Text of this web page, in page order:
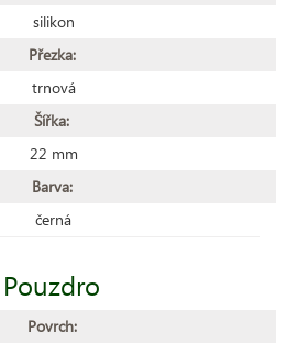
silikon
Přezka:
trnová
Šířka:
22 mm
Barva:
černá
Pouzdro
Povrch: